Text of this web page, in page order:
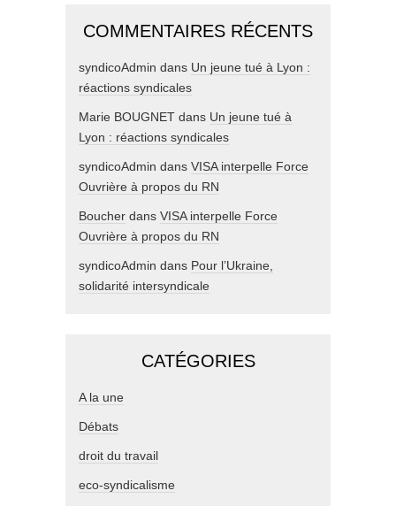
COMMENTAIRES RÉCENTS
syndicoAdmin dans Un jeune tué à Lyon :
réactions syndicales
Marie BOUGNET dans Un jeune tué à
Lyon : réactions syndicales
syndicoAdmin dans VISA interpelle Force
Ouvrière à propos du RN
Boucher dans VISA interpelle Force
Ouvrière à propos du RN
syndicoAdmin dans Pour l’Ukraine,
solidarité intersyndicale
CATÉGORIES
A la une
Débats
droit du travail
eco-syndicalisme